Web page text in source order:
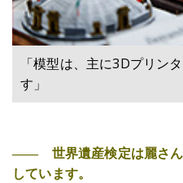
「模型は、主に3Dプリン
す」
―― 世界遺産検定は麗さん
しています。